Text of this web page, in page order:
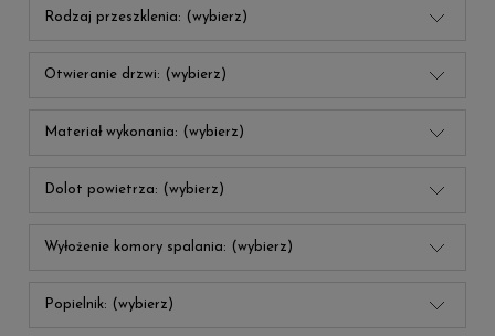
Rodzaj przeszklenia: (wybierz)
Otwieranie drzwi: (wybierz)
Materiał wykonania: (wybierz)
Dolot powietrza: (wybierz)
Wyłożenie komory spalania: (wybierz)
Popielnik: (wybierz)